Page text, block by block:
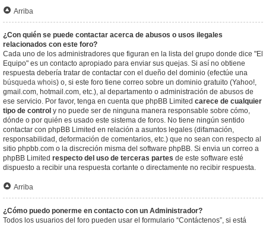
Arriba
¿Con quién se puede contactar acerca de abusos o usos ilegales
relacionados con este foro?
Cada uno de los administradores que figuran en la lista del grupo donde dice "El
Equipo" es un contacto apropiado para enviar sus quejas. Si así no obtiene
respuesta debería tratar de contactar con el dueño del dominio (efectúe una
búsqueda whois) o, si este foro tiene correo sobre un dominio gratuito (Yahoo!,
gmail.com, hotmail.com, etc.), al departamento o administración de abusos de
ese servicio. Por favor, tenga en cuenta que phpBB Limited carece de cualquier
tipo de control y no puede ser de ninguna manera responsable sobre cómo,
dónde o por quién es usado este sistema de foros. No tiene ningún sentido
contactar con phpBB Limited en relación a asuntos legales (difamación,
responsabilidad, deformación de comentarios, etc.) que no sean con respecto al
sitio phpbb.com o la discreción misma del software phpBB. Si envia un correo a
phpBB Limited respecto del uso de terceras partes de este software esté
dispuesto a recibir una respuesta cortante o directamente no recibir respuesta.
Arriba
¿Cómo puedo ponerme en contacto con un Administrador?
Todos los usuarios del foro pueden usar el formulario “Contáctenos”, si está